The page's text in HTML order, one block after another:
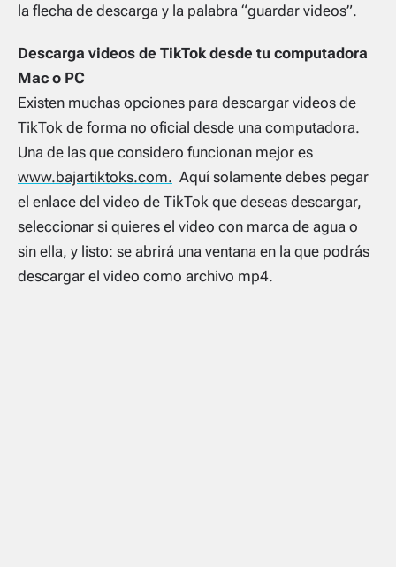
la flecha de descarga y la palabra “guardar videos”.
Descarga videos de TikTok desde tu computadora
Mac o PC
Existen muchas opciones para descargar videos de
TikTok de forma no oficial desde una computadora.
Una de las que considero funcionan mejor es
www.bajartiktoks.com. Aquí solamente debes pegar
el enlace del video de TikTok que deseas descargar,
seleccionar si quieres el video con marca de agua o
sin ella, y listo: se abrirá una ventana en la que podrás
descargar el video como archivo mp4.